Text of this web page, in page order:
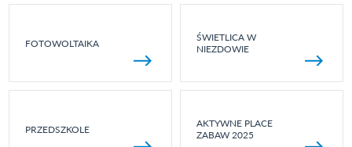
FOTOWOLTAIKA
ŚWIETLICA W
NIEZDOWIE
PRZEDSZKOLE
AKTYWNE PLACE
ZABAW 2025